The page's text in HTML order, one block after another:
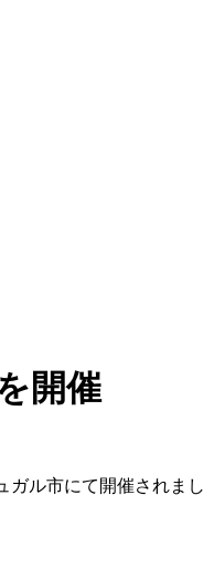
開催
ガル市にて開催されまし